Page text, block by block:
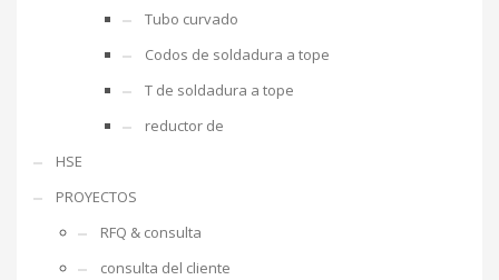
Tubo curvado
Codos de soldadura a tope
T de soldadura a tope
reductor de
HSE
PROYECTOS
RFQ & consulta
consulta del cliente